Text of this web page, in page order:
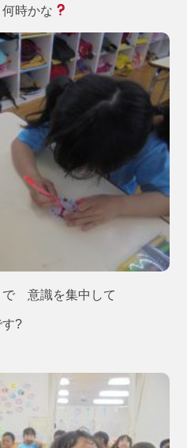
時かな
で 意識を集中して
す?